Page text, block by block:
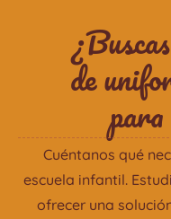
de
Cuéntanos qué
escuela infantil.
ofrecer una